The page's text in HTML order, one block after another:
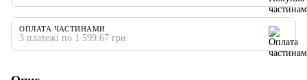
ОПЛАТА ЧАСТИНАМИ
3 платежі по 1 599.67 грн